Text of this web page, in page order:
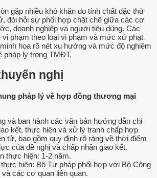
gặp nhiều khó khăn do tính chất đặc thù
đòi hỏi sự phối hợp chặt chẽ giữa các cơ
doanh nghiệp và người tiêu dùng. Các
vi phạm theo loại vi phạm và mức xử phạt
họa rõ nét xu hướng và mức độ nghiêm
pháp lý trong TMĐT.
nghị
pháp lý về hợp đồng thương mại
và ban hành các văn bản hướng dẫn chi
kết, thực hiện và xử lý tranh chấp hợp
tử, bao gồm quy định rõ ràng về thời điểm
của đề nghị và chấp nhận giao kết.
thực hiện: 1-2 năm.
hiện: Bộ Tư pháp phối hợp với Bộ Công
các cơ quan liên quan.